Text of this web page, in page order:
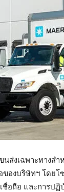
ส่งเฉพาะทางส
ของบริษัทฯ โดย
อถือ และการป